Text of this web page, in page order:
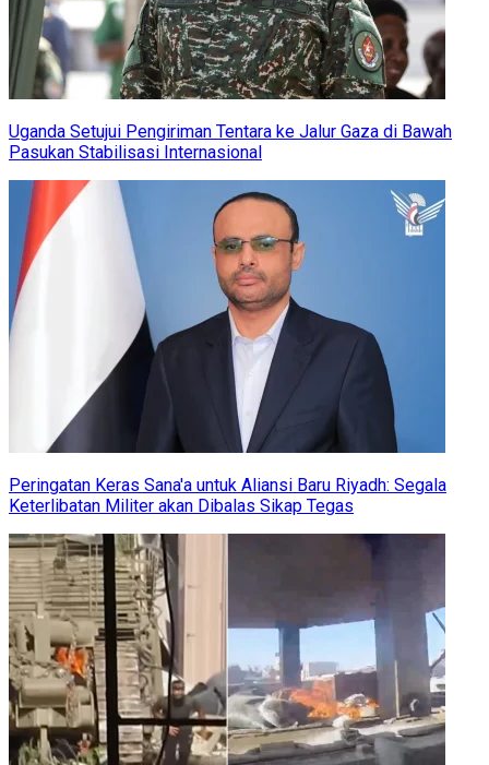
Uganda Setujui Pengiriman Tentara ke Jalur Gaza di Bawah
Pasukan Stabilisasi Internasional
Peringatan Keras Sana'a untuk Aliansi Baru Riyadh: Segala
Keterlibatan Militer akan Dibalas Sikap Tegas